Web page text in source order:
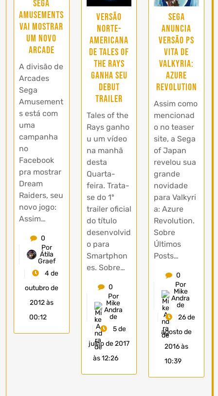
Sega
Amusements
vai mostrar
um novo
arcade
A divisão de
Arcades
Sega
Amusement
s está com
uma
campanha
no
Facebook
pra mostrar
Dream
Raiders, seu
novo jogo:
Assim…
0
Por
Átila
Graef
4 de
outubro de
2012 às
00:12
Versão
norte-
americana
de Tales of
the Rays
ganha seu
debut
trailer
Tales of the
Rays ganho
u um vídeo
na manhã
desta
Quarta-
feira. Trata-
se do 1º
trailer oficial
do título
desenvolvid
o para
Smartphon
es. Sobre…
0
Por
Mike
Andra
de
5 de
julho de 2017
às 12:26
Sega
anuncia
versão PS
Vita de
Valkyria:
Azure
Revolution
Assim como
mencionad
o no teaser
site, a Sega
of Japan
revelou sua
grande
novidade
para Valkyri
a: Azure
Revolution.
Sobre
Últimos
Posts…
0
Por
Mike
Andra
de
26 de
agosto de
2016 às
10:39